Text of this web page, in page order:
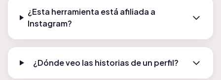
¿Esta herramienta está afiliada a
Instagram?
¿Dónde veo las historias de un perfil?